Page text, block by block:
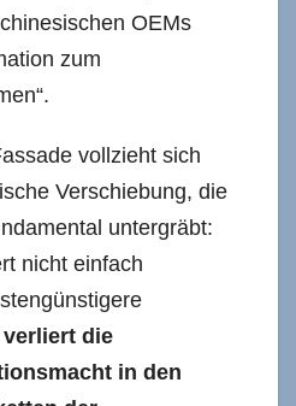
OEMs
zum
vollzieht sich
Verschiebung, die
untergräbt:
nicht einfach
verliert die
in den